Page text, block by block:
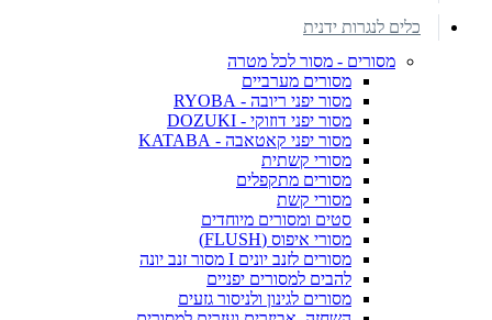
כלים לנגרות ידנית
מסורים - מסור לכל מטרה
מסורים מערביים
מסור יפני ריובה - RYOBA
מסור יפני דוזוקי - DOZUKI
מסור יפני קאטאבה - KATABA
מסורי קשתית
מסורים מתקפלים
מסורי קשת
סטים ומסורים מיוחדים
מסורי איפוס (FLUSH)
מסורים לזנב יונים I מסור זנב יונה
להבים למסורים יפניים
מסורים לגינון ולניסור גזעים